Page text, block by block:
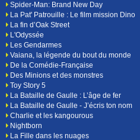
Spider-Man: Brand New Day
La Pat' Patrouille : Le film mission Dino
La fin d’Oak Street
L'Odyssée
Les Gendarmes
Vaiana, la légende du bout du monde
De la Comédie-Française
Des Minions et des monstres
Toy Story 5
La Bataille de Gaulle : L’âge de fer
La Bataille de Gaulle - J’écris ton nom
Charlie et les kangourous
Nightborn
La Fille dans les nuages